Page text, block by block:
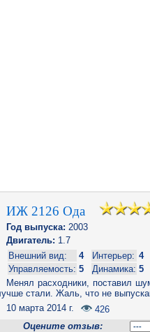
ИЖ 2126 Ода
Год выпуска: 2003
Двигатель: 1.7
Внешний вид:
4 Интерьер: 4
Управляемость: 5 Динамика: 5
Менял расходники, поставил
стали. Жаль, что не
10 марта 2014 г.
426
Оцените отзыв: